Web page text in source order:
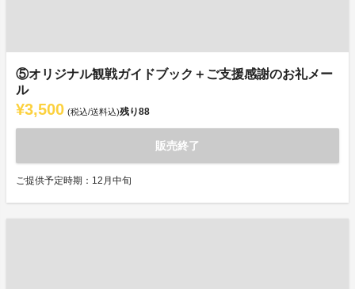
⑤オリジナル観戦ガイドブック＋ご支援感謝のお礼メー
ル
¥3,500 (税込/送料込)残り88
販売終了
ご提供予定時期：12月中旬